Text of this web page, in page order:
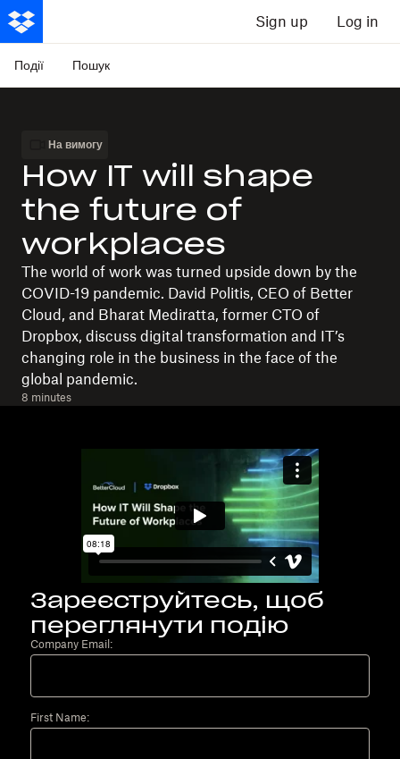
Sign up Log in
Події Пошук
На вимогу
How IT will shape
the future of
workplaces
The world of work was turned upside down by the
COVID-19 pandemic. David Politis, CEO of Better
Cloud, and Bharat Mediratta, former CTO of
Dropbox, discuss digital transformation and IT’s
changing role in the business in the face of the
global pandemic.
8 minutes
Зареєструйтесь, щоб
переглянути подію
Company Email:
First Name: